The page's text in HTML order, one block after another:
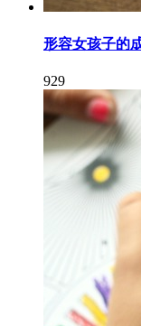
形容女孩子的
929